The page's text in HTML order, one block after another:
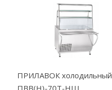
ПРИЛАВОК холодильный